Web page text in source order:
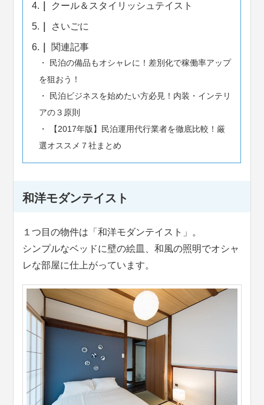
4. クール＆スタイリッシュテイスト
5. さいごに
6. 関連記事
民泊の備品もオシャレに！差別化で稼働率アップ
を狙おう！
民泊ビジネスを始めたい方必見！内装・インテリ
アの３原則
【2017年版】民泊運用代行業者を徹底比較！厳
選オススメ７社まとめ
和洋モダンテイスト
１つ目の物件は「和洋モダンテイスト」。
シンプルなベッドに壁の絵皿、和風の照明でオシャ
レな部屋に仕上がっています。